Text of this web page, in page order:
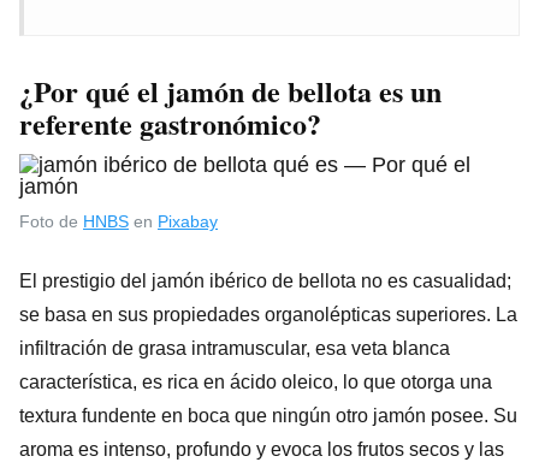
¿Por qué el jamón de bellota es un
referente gastronómico?
Foto de HNBS en Pixabay
El prestigio del jamón ibérico de bellota no es casualidad;
se basa en sus propiedades organolépticas superiores. La
infiltración de grasa intramuscular, esa veta blanca
característica, es rica en ácido oleico, lo que otorga una
textura fundente en boca que ningún otro jamón posee. Su
aroma es intenso, profundo y evoca los frutos secos y las